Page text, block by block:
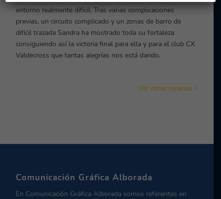
entorno realmente difícil. Tras varias complicaciones
previas, un circuito complicado y un zonas de barro de
difícil trazada Sandra ha mostrado toda su fortaleza
consiguiendo así la victoria final para ella y para el club CX
Valdecross que tantas alegrías nos está dando.
Ver otras noticias >
Comunicación Gráfica Alborada
En Comunicación Gráfica Alborada somos referentes en